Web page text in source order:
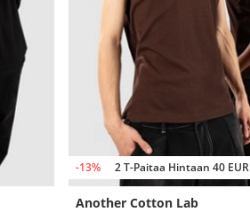
-13% 2 T-Paitaa Hintaan 40 EUR
Another Cotton Lab